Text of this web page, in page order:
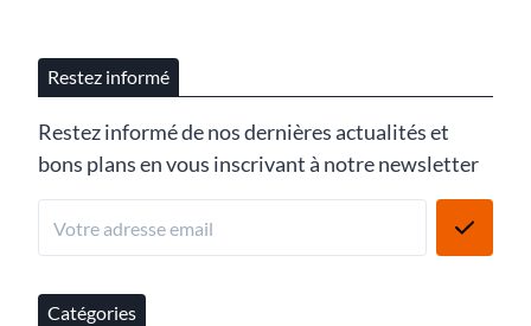
Restez informé
Restez informé de nos dernières actualités et
bons plans en vous inscrivant à notre newsletter
Catégories